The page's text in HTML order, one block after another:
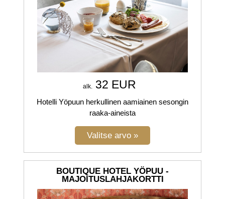
alk. 32 EUR
Hotelli Yöpuun herkullinen aamiainen sesongin
raaka-aineista
BOUTIQUE HOTEL YÖPUU -
MAJOITUSLAHJAKORTTI